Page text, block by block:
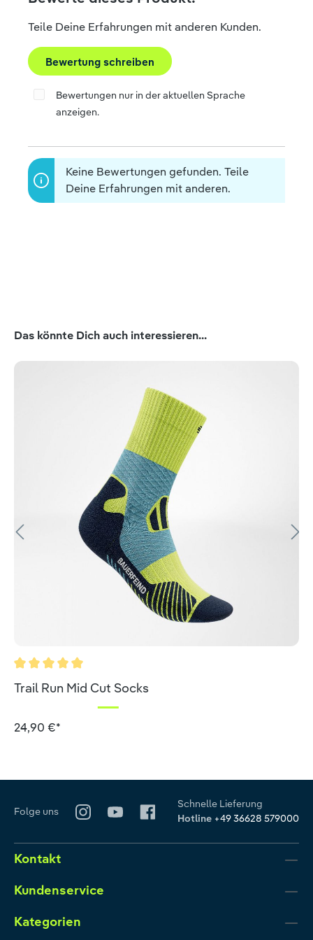
Teile Deine Erfahrungen mit anderen Kunden.
Bewertung schreiben
Bewertungen nur in der aktuellen Sprache
anzeigen.
Keine Bewertungen gefunden. Teile
Deine Erfahrungen mit anderen.
Produktgalerie überspringen
Das könnte Dich auch interessieren...
Durchschnittliche Bewertung von 5 von 5 Sternen
Trail Run Mid Cut Socks
24,90 €*
Folge uns
Schnelle Lieferung
Hotline +49 36628 579000
Kontakt
Kundenservice
Kategorien